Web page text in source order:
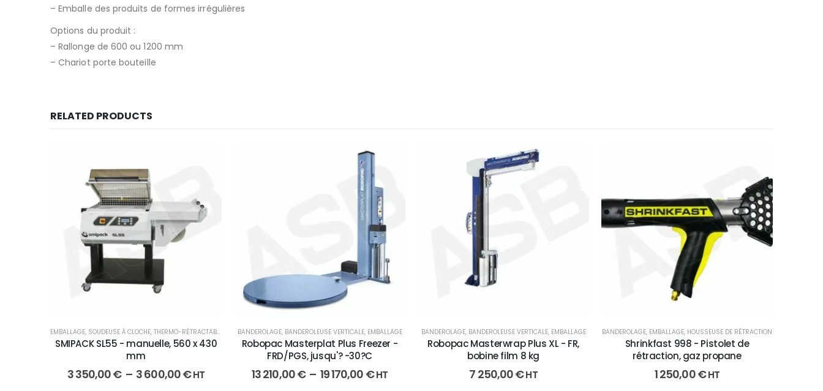
– Emballe des produits de formes irrégulières
Options du produit :
– Rallonge de 600 ou 1200 mm
– Chariot porte bouteille
RELATED PRODUCTS
EMBALLAGE, SOUDEUSE À CLOCHE, THERMO-RÉTRACTABLE
SMIPACK SL55 - manuelle, 560 x 430
mm
3 350,00€ – 3 600,00€HT
BANDEROLAGE, BANDEROLEUSE VERTICALE, EMBALLAGE
Robopac Masterplat Plus Freezer -
FRD/PGS, jusqu'? -30?C
13 210,00€ – 19 170,00 €HT
BANDEROLAGE, BANDEROLEUSE VERTICALE, EMBALLAGE
Robopac Masterwrap Plus XL - FR,
bobine film 8 kg
7 250,00€HT
BANDEROLAGE, EMBALLAGE, HOUSSEUSE DE RÉTRACTION
Shrinkfast 998 - Pistolet de
rétraction, gaz propane
1 250,00€HT